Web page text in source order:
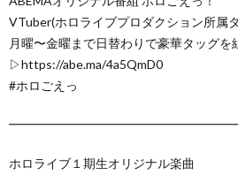
VTuber(ホロライブプロダクション所属
月曜〜金曜まで日替わりで豪華タッグを
▷https://abe.ma/4a5QmD0
#ホロごえっ
ホロライブ１期生オリジナル楽曲